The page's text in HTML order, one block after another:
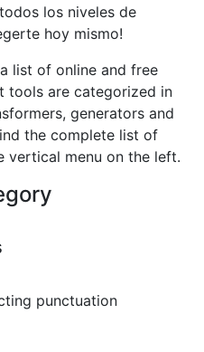
los niveles de
hoy mismo!
list of online and free
tools are categorized in
generators and
the complete list of
vertical menu on the left.
punctuation